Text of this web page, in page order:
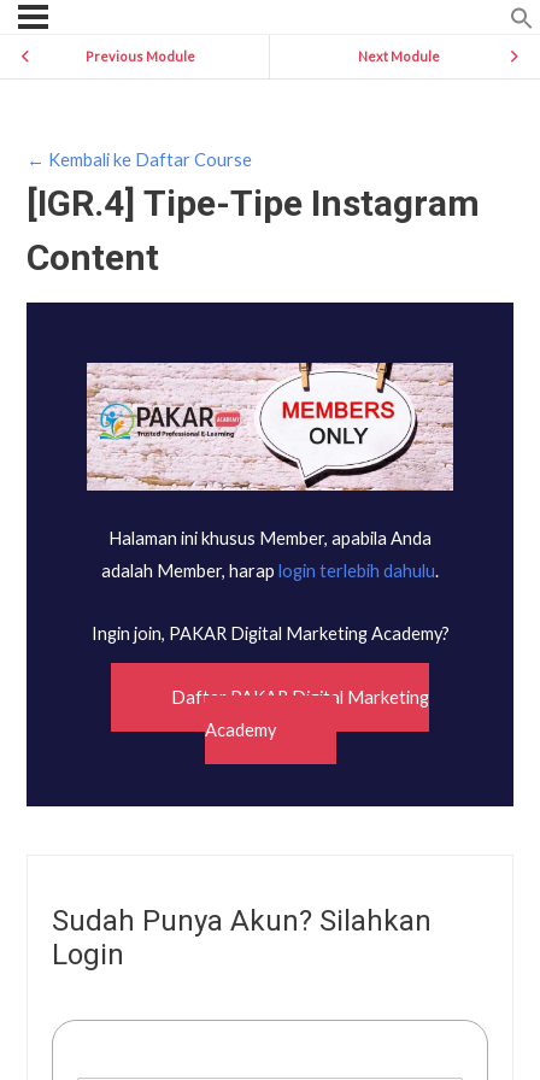
Previous Module Next Module
← Kembali ke Daftar Course
[IGR.4] Tipe-Tipe Instagram
Content
Halaman ini khusus Member, apabila Anda
adalah Member, harap login terlebih dahulu.
Ingin join, PAKAR Digital Marketing Academy?
Daftar PAKAR Digital Marketing
Academy
Sudah Punya Akun? Silahkan
Login